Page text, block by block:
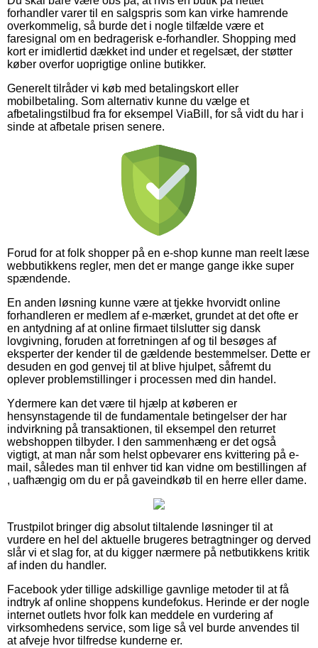
forhandler varer til en salgspris som kan virke hamrende
overkommelig, så burde det i nogle tilfælde være et
faresignal om en bedragerisk e-forhandler. Shopping med
kort er imidlertid dækket ind under et regelsæt, der støtter
køber overfor uoprigtige online butikker.
Generelt tilråder vi køb med betalingskort eller
mobilbetaling. Som alternativ kunne du vælge et
afbetalingstilbud fra for eksempel ViaBill, for så vidt du har i
sinde at afbetale prisen senere.
Forud for at folk shopper på en e-shop kunne man reelt læse
webbutikkens regler, men det er mange gange ikke super
spændende.
En anden løsning kunne være at tjekke hvorvidt online
forhandleren er medlem af e-mærket, grundet at det ofte er
en antydning af at online firmaet tilslutter sig dansk
lovgivning, foruden at forretningen af og til besøges af
eksperter der kender til de gældende bestemmelser. Dette er
desuden en god genvej til at blive hjulpet, såfremt du
oplever problemstillinger i processen med din handel.
Ydermere kan det være til hjælp at køberen er
hensynstagende til de fundamentale betingelser der har
indvirkning på transaktionen, til eksempel den returret
webshoppen tilbyder. I den sammenhæng er det også
vigtigt, at man når som helst opbevarer ens kvittering på e-
mail, således man til enhver tid kan vidne om bestillingen af
, uafhængig om du er på gaveindkøb til en herre eller dame.
Trustpilot bringer dig absolut tiltalende løsninger til at
vurdere en hel del aktuelle brugeres betragtninger og derved
slår vi et slag for, at du kigger nærmere på netbutikkens kritik
af inden du handler.
Facebook yder tillige adskillige gavnlige metoder til at få
indtryk af online shoppens kundefokus. Herinde er der nogle
internet outlets hvor folk kan meddele en vurdering af
virksomhedens service, som lige så vel burde anvendes til
at afveje hvor tilfredse kunderne er.